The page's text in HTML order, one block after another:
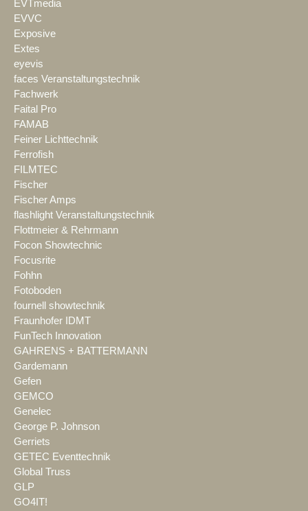
EVTmedia
EVVC
Exposive
Extes
eyevis
faces Veranstaltungstechnik
Fachwerk
Faital Pro
FAMAB
Feiner Lichttechnik
Ferrofish
FILMTEC
Fischer
Fischer Amps
flashlight Veranstaltungstechnik
Flottmeier & Rehrmann
Focon Showtechnic
Focusrite
Fohhn
Fotoboden
fournell showtechnik
Fraunhofer IDMT
FunTech Innovation
GAHRENS + BATTERMANN
Gardemann
Gefen
GEMCO
Genelec
George P. Johnson
Gerriets
GETEC Eventtechnik
Global Truss
GLP
GO4IT!